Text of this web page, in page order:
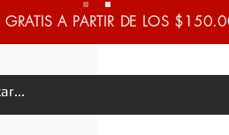
GRATIS A PARTIR DE LOS